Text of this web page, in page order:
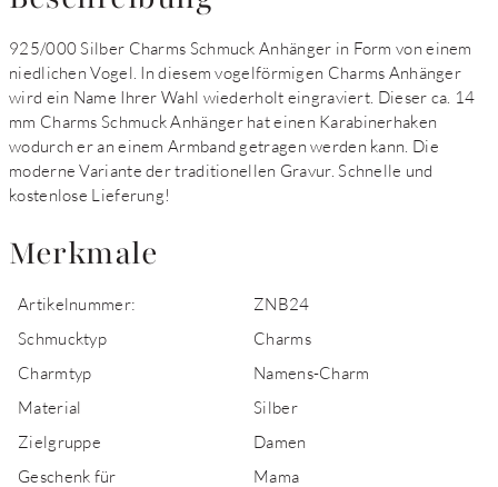
925/000 Silber Charms Schmuck Anhänger in Form von einem
niedlichen Vogel. In diesem vogelförmigen Charms Anhänger
wird ein Name Ihrer Wahl wiederholt eingraviert. Dieser ca. 14
mm Charms Schmuck Anhänger hat einen Karabinerhaken
wodurch er an einem Armband getragen werden kann. Die
moderne Variante der traditionellen Gravur. Schnelle und
kostenlose Lieferung!
Merkmale
Artikelnummer:
ZNB24
Schmucktyp
Charms
Charmtyp
Namens-Charm
Material
Silber
Zielgruppe
Damen
Geschenk für
Mama